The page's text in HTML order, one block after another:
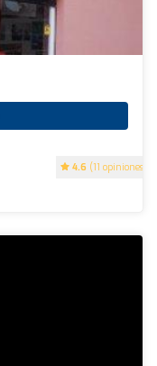
4.6 (11 opiniones)